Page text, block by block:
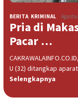
BERITA, KRIMINAL
Pria di
Pacar …
U (32) ditangkap
Selengkapnya